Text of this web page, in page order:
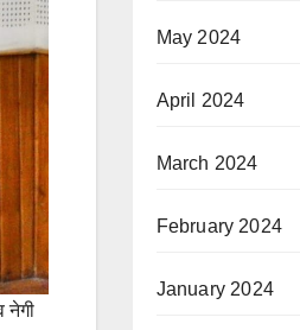
नेगी
May 2024
April 2024
March 2024
February 2024
January 2024